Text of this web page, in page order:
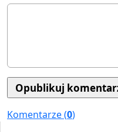
Komentarze (0)